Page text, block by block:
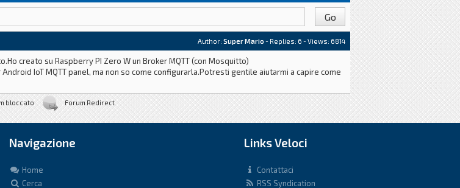
Author: Super Mario - Replies: 6 - Views: 6814
creato su Raspberry PI Zero W un Broker MQTT (con Mosquitto)
IoT MQTT panel, ma non so come configurarla.Potresti gentile aiutarmi a capire come
bloccato Forum Redirect
Navigazione
Home
Cerca
Links Veloci
Contattaci
RSS Syndication